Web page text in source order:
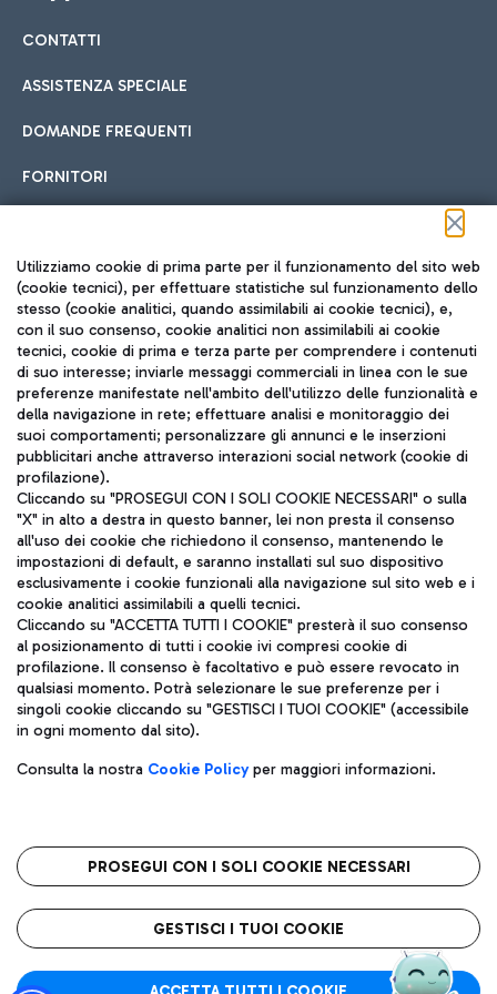
Cucina Internazionale
Fast Food
Pizza
Gelateria
Wine Bar & Sparkling
Hotel in aeroporto
Scegli l'alloggio più adatto e approfitta della vicinanza
all'aeroporto.
Car sharing
Con il Car Sharing è ancora più facile spostarsi
Treno
Raggiungi velocemente l'aeroporto di Fiumicino da Roma
tramite i servizi ferroviari Trenitalia.
Autobus
Scopri le linee di autobus per raggiungere l'aeroporto
Leonardo Da Vinci.
Raggiungi l’aeroporto senza pensieri con il servizio di taxi a
Ristoranti
Scopri la nostra offerta per una pausa gustosa in aeroporto
Mappa Aeroporto Fiumicino
CONTATTI
ASSISTENZA SPECIALE
DOMANDE FREQUENTI
FORNITORI
Seguici sui social
TRAVEL JOURNAL
ITA
Aeroporti di Roma S.p.A. - Società soggetta a direzione e
coordinamento di Mundys S.p.A.
Codice fiscale e Registro delle Imprese di Roma 13032990155 P.
IVA 06572251004
Capitale sociale 62.224.743,00 int. vers.
Sede legale: Via Pier Paolo Racchetti 1 - 00054 Fiumicino (RM)
telefono +39 06 65951
Privacy policy
Note legali
Roma FCO
L'aeroporto stellato
Utilizziamo cookie di prima parte per il funzionamento del sito web
(cookie tecnici), per effettuare statistiche sul funzionamento dello
stesso (cookie analitici, quando assimilabili ai cookie tecnici), e,
con il suo consenso, cookie analitici non assimilabili ai cookie
tecnici, cookie di prima e terza parte per comprendere i contenuti
di suo interesse; inviarle messaggi commerciali in linea con le sue
preferenze manifestate nell'ambito dell'utilizzo delle funzionalità e
della navigazione in rete; effettuare analisi e monitoraggio dei
suoi comportamenti; personalizzare gli annunci e le inserzioni
pubblicitari anche attraverso interazioni social network (cookie di
profilazione).
Cliccando su "PROSEGUI CON I SOLI COOKIE NECESSARI" o sulla
"X" in alto a destra in questo banner, lei non presta il consenso
all'uso dei cookie che richiedono il consenso, mantenendo le
impostazioni di default, e saranno installati sul suo dispositivo
esclusivamente i cookie funzionali alla navigazione sul sito web e i
cookie analitici assimilabili a quelli tecnici.
Cliccando su "ACCETTA TUTTI I COOKIE" presterà il suo consenso
al posizionamento di tutti i cookie ivi compresi cookie di
profilazione. Il consenso è facoltativo e può essere revocato in
qualsiasi momento. Potrà selezionare le sue preferenze per i
singoli cookie cliccando su "GESTISCI I TUOI COOKIE" (accessibile
in ogni momento dal sito).
Consulta la nostra Cookie Policyper maggiori informazioni.
PROSEGUI CON I SOLI COOKIE NECESSARI
GESTISCI I TUOI COOKIE